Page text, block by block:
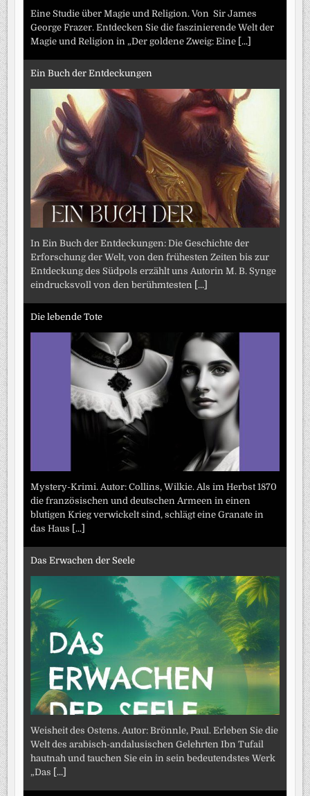
Eine Studie über Magie und Religion. Von Sir James
George Frazer. Entdecken Sie die faszinierende Welt der
Magie und Religion in „Der goldene Zweig: Eine [...]
Ein Buch der Entdeckungen
In Ein Buch der Entdeckungen: Die Geschichte der
Erforschung der Welt, von den frühesten Zeiten bis zur
Entdeckung des Südpols erzählt uns Autorin M. B. Synge
eindrucksvoll von den berühmtesten
[...]
Die lebende Tote
Mystery-Krimi. Autor: Collins, Wilkie. Als im Herbst 1870
die französischen und deutschen Armeen in einen
blutigen Krieg verwickelt sind, schlägt eine Granate in
das Haus
[...]
Das Erwachen der Seele
Weisheit des Ostens. Autor: Brönnle, Paul. Erleben Sie die
Welt des arabisch-andalusischen Gelehrten Ibn Tufail
hautnah und tauchen Sie ein in sein bedeutendstes Werk
„Das
[...]